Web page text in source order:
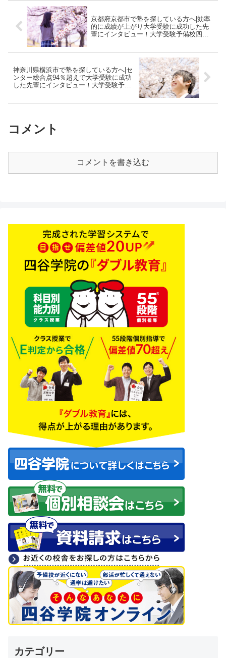
京都府京都市で塾を探している方へ|効率
的に成績が上がり大学受験に成功した先
輩にインタビュー！大学受験予備校四谷
神奈川県横浜市で塾を探している方へ|セ
ンター総合点94％超えで大学受験に成功
した先輩にインタビュー！大学受験予備
コメント
コメントを書き込む
カテゴリー